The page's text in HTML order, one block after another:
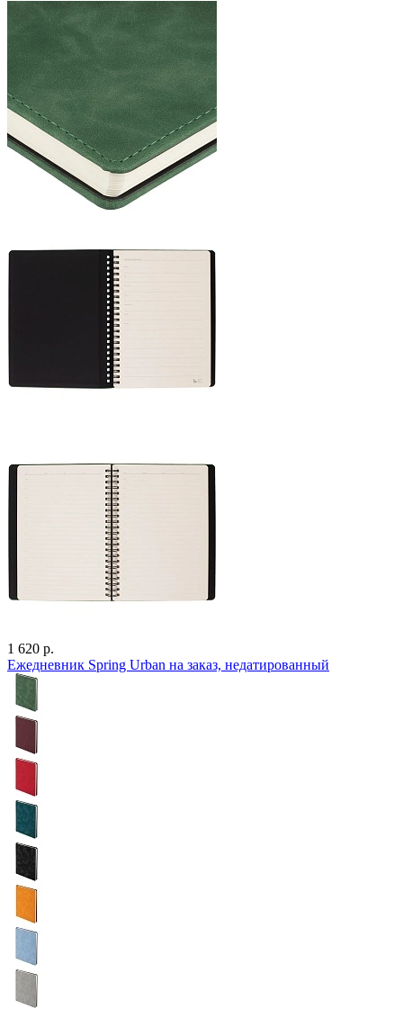
1 620 р.
Ежедневник Spring Urban на заказ, недатированный